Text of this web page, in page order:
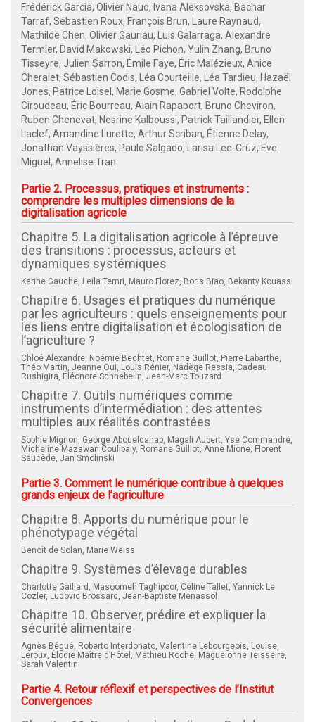
Frédérick Garcia, Olivier Naud, Ivana Aleksovska, Bachar
Tarraf, Sébastien Roux, François Brun, Laure Raynaud,
Mathilde Chen, Olivier Gauriau, Luis Galarraga, Alexandre
Termier, David Makowski, Léo Pichon, Yulin Zhang, Bruno
Tisseyre, Julien Sarron, Émile Faye, Éric Malézieux, Anice
Cheraiet, Sébastien Codis, Léa Courteille, Léa Tardieu, Hazaël
Jones, Patrice Loisel, Marie Gosme, Gabriel Volte, Rodolphe
Giroudeau, Éric Bourreau, Alain Rapaport, Bruno Cheviron,
Ruben Chenevat, Nesrine Kalboussi, Patrick Taillandier, Ellen
Laclef, Amandine Lurette, Arthur Scriban, Étienne Delay,
Jonathan Vayssières, Paulo Salgado, Larisa Lee-Cruz, Eve
Miguel, Annelise Tran
Partie 2. Processus, pratiques et instruments :
comprendre les multiples dimensions de la
digitalisation agricole
Chapitre 5. La digitalisation agricole à l’épreuve
des transitions : processus, acteurs et
dynamiques systémiques
Karine Gauche, Leila Temri, Mauro Florez, Boris Biao, Bekanty Kouassi
Chapitre 6. Usages et pratiques du numérique
par les agriculteurs : quels enseignements pour
les liens entre digitalisation et écologisation de
l’agriculture ?
Chloé Alexandre, Noémie Bechtet, Romane Guillot, Pierre Labarthe,
Théo Martin, Jeanne Oui, Louis Rénier, Nadège Ressia, Cadeau
Rushigira, Éléonore Schnebelin, Jean-Marc Touzard
Chapitre 7. Outils numériques comme
instruments d’intermédiation : des attentes
multiples aux réalités contrastées
Sophie Mignon, George Aboueldahab, Magali Aubert, Ysé Commandré,
Micheline Mazawan Coulibaly, Romane Guillot, Anne Mione, Florent
Saucède, Jan Smolinski
Partie 3. Comment le numérique contribue à quelques
grands enjeux de l’agriculture
Chapitre 8. Apports du numérique pour le
phénotypage végétal
Benoît de Solan, Marie Weiss
Chapitre 9. Systèmes d’élevage durables
Charlotte Gaillard, Masoomeh Taghipoor, Céline Tallet, Yannick Le
Cozler, Ludovic Brossard, Jean-Baptiste Menassol
Chapitre 10. Observer, prédire et expliquer la
sécurité alimentaire
Agnès Bégué, Roberto Interdonato, Valentine Lebourgeois, Louise
Leroux, Élodie Maître d’Hôtel, Mathieu Roche, Maguelonne Teisseire,
Sarah Valentin
Partie 4. Retour réflexif et perspectives de l’Institut
Convergences